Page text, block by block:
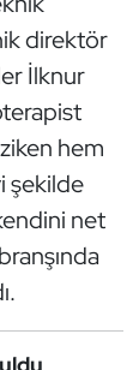
direktör
İlknur
hem
şekilde
net